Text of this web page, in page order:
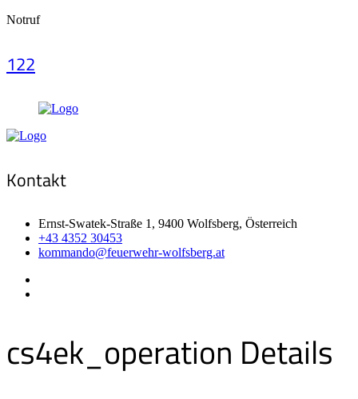
Notruf
122
Kontakt
Ernst-Swatek-Straße 1, 9400 Wolfsberg, Österreich
+43 4352 30453
kommando@feuerwehr-wolfsberg.at
cs4ek_operation Details